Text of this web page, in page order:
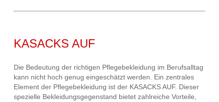
KASACKS AUF
Die Bedeutung der richtigen Pflegebekleidung im Berufsalltag
kann nicht hoch genug eingeschätzt werden. Ein zentrales
Element der Pflegebekleidung ist der KASACKS AUF. Dieser
spezielle Bekleidungsgegenstand bietet zahlreiche Vorteile,